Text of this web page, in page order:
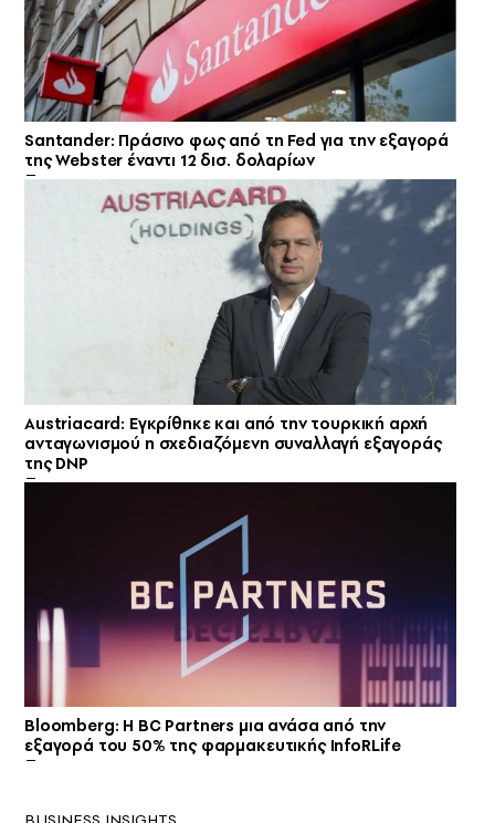
Santander: Πράσινο φως από τη Fed για την εξαγορά
της Webster έναντι 12 δισ. δολαρίων
Austriacard: Εγκρίθηκε και από την τουρκική αρχή
ανταγωνισμού η σχεδιαζόμενη συναλλαγή εξαγοράς
της DNP
Bloomberg: Η BC Partners μια ανάσα από την
εξαγορά του 50% της φαρμακευτικής InfoRLife